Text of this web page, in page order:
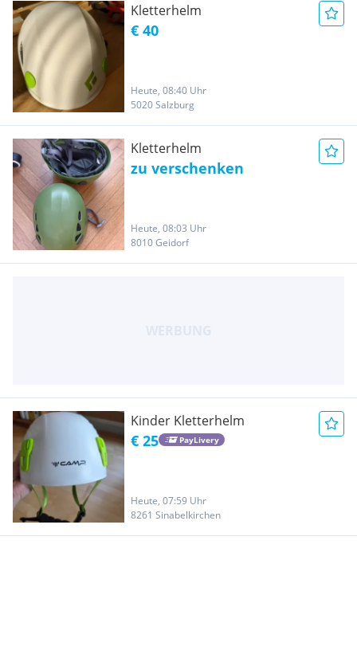
Kletterhelm
€ 40
Heute, 08:40 Uhr
5020 Salzburg
Kletterhelm
zu verschenken
Heute, 08:03 Uhr
8010 Geidorf
Kinder Kletterhelm
€ 25 PayLivery
Heute, 07:59 Uhr
8261 Sinabelkirchen